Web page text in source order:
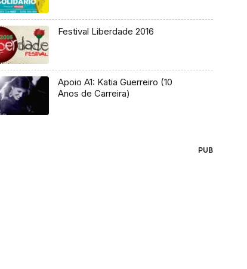
Festival Liberdade 2016
Apoio A1: Katia Guerreiro (10
Anos de Carreira)
PUB